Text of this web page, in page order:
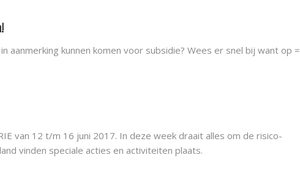
aanmerking kunnen komen voor subsidie? Wees er snel bij want op =
van 12 t/m 16 juni 2017. In deze week draait alles om de risico-
vinden speciale acties en activiteiten plaats.